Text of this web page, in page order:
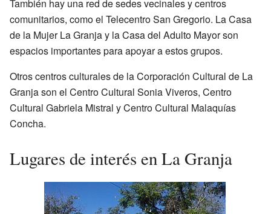
También hay una red de sedes vecinales y centros
comunitarios, como el Telecentro San Gregorio. La Casa
de la Mujer La Granja y la Casa del Adulto Mayor son
espacios importantes para apoyar a estos grupos.
Otros centros culturales de la Corporación Cultural de La
Granja son el Centro Cultural Sonia Viveros, Centro
Cultural Gabriela Mistral y Centro Cultural Malaquías
Concha.
Lugares de interés en La Granja